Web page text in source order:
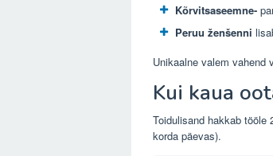
Kõrvitsaseemne-
Peruu ženšenni
Unikaalne valem vahend
Kui kaua
Toidulisand hakkab tööle
korda päevas).